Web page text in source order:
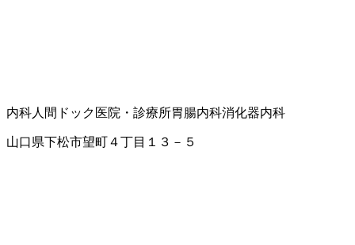
内科人間ドック 医院・診療所胃腸内科消化器内科
山口県下松市望町４丁目１３－５